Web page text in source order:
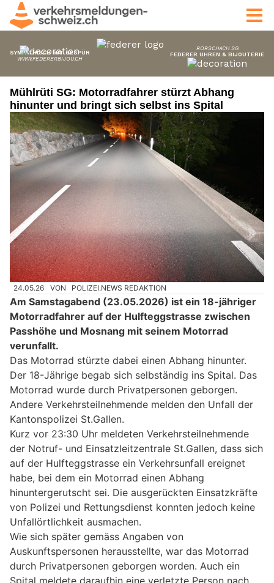
Mühlrüti SG: Motorradfahrer stürzt Abhang
hinunter und bringt sich selbst ins Spital
24.05.26 VON POLIZEI.NEWS REDAKTION
Am Samstagabend (23.05.2026) ist ein 18-jähriger
Motorradfahrer auf der Hulfteggstrasse zwischen
Passhöhe und Mosnang mit seinem Motorrad
verunfallt.
Das Motorrad stürzte dabei einen Abhang hinunter.
Der 18-Jährige begab sich selbständig ins Spital. Das
Motorrad wurde durch Privatpersonen geborgen.
Andere Verkehrsteilnehmende melden den Unfall der
Kantonspolizei St.Gallen.
Kurz vor 23:30 Uhr meldeten Verkehrsteilnehmende
der Notruf- und Einsatzleitzentrale St.Gallen, dass sich
auf der Hulfteggstrasse ein Verkehrsunfall ereignet
habe, bei dem ein Motorrad einen Abhang
hinuntergerutscht sei. Die ausgerückten Einsatzkräfte
von Polizei und Rettungsdienst konnten jedoch keine
Unfallörtlichkeit ausmachen.
Wie sich später gemäss Angaben von
Auskunftspersonen herausstellte, war das Motorrad
durch Privatpersonen geborgen worden. Auch ein